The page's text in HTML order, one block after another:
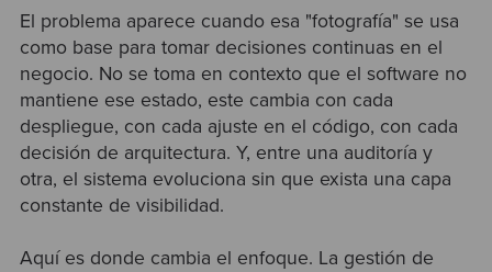
El problema aparece cuando esa "fotografía" se usa
como base para tomar decisiones continuas en el
negocio. No se toma en contexto que el software no
mantiene ese estado, este cambia con cada
despliegue, con cada ajuste en el código, con cada
decisión de arquitectura. Y, entre una auditoría y
otra, el sistema evoluciona sin que exista una capa
constante de visibilidad.
Aquí es donde cambia el enfoque. La gestión de